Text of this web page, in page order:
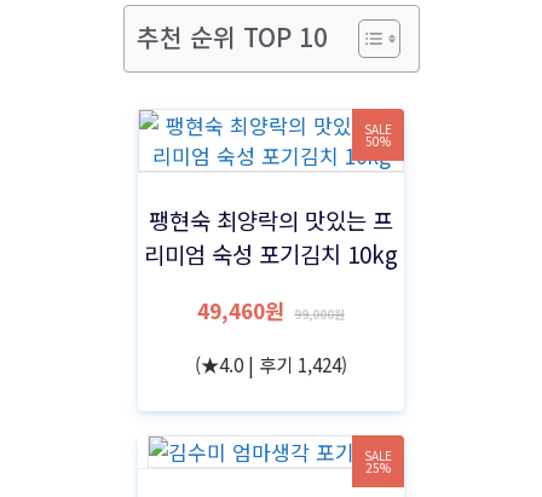
추천 순위 TOP 10
SALE
50%
팽현숙 최양락의 맛있는 프
리미엄 숙성 포기김치 10kg
49,460원 99,000원
(★4.0 | 후기 1,424)
SALE
25%